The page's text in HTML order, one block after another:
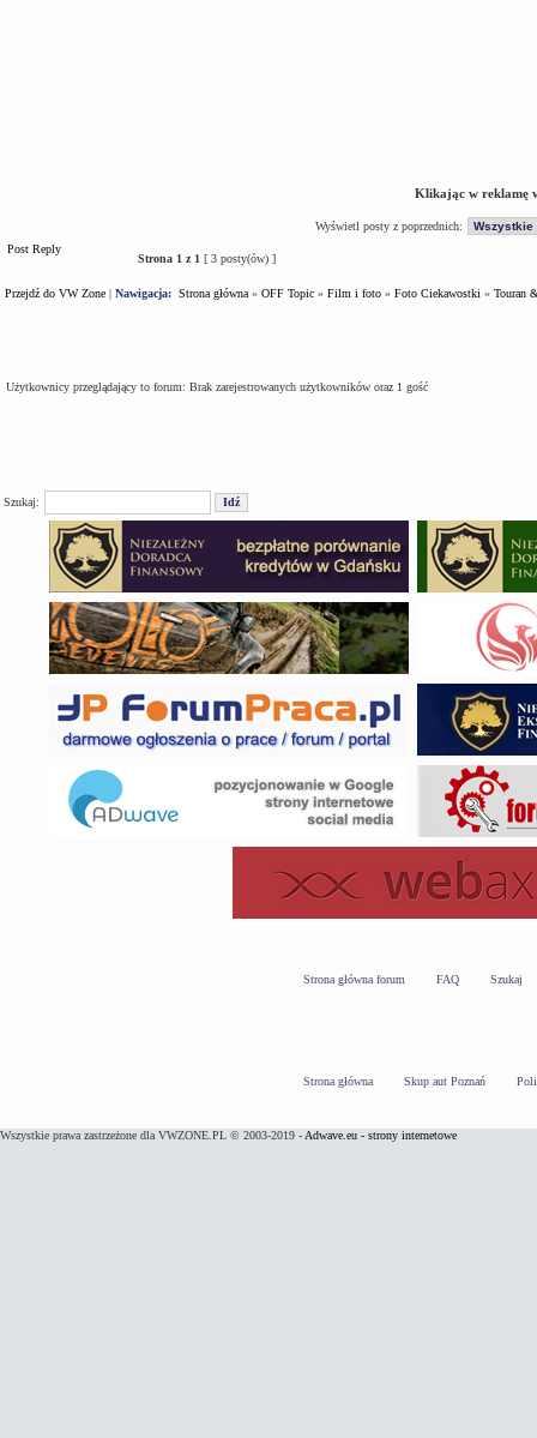
Klikając w reklamę
Wyświetl posty z poprzednich:
Post Reply
Strona 1 z 1 [ 3 posty(ów) ]
Przejdź do VW Zone | Nawigacja: Strona główna » OFF Topic » Film i foto » Foto Ciekawostki » Touran
Użytkownicy przeglądający to forum: Brak zarejestrowanych użytkowników oraz 1 gość
Szukaj:
Strona główna forum FAQ Szukaj
Strona główna Skup aut Poznań
Wszystkie prawa zastrzeżone dla VWZONE.PL © 2003-2019 - Adwave.eu - strony internetowe